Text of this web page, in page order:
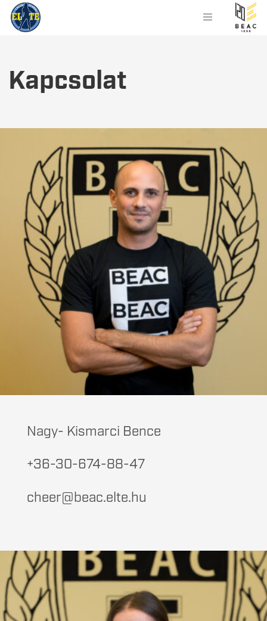
Kapcsolat
Nagy- Kismarci Bence
+36-30-674-88-47
cheer@beac.elte.hu